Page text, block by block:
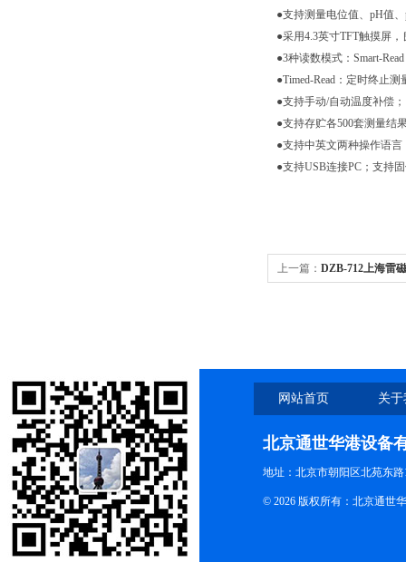
●支持测量电位值、pH值
●采用4.3英寸TFT触摸屏
●3种读数模式：Smart-
●Timed-Read：定时终止
●支持手动/自动温度补偿；
●支持存贮各500套测量结
●支持中英文两种操作语
●支持USB连接PC；支持
上一篇： DZB-712上海雷
网站首页 关
北京通世华港设备
地址：北京市朝阳区北苑东路
© 2026 版权所有：北京通世